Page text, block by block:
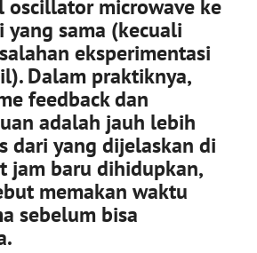
oscillator microwave ke
yang sama (kecuali
eksperimentasi
Dalam praktiknya,
feedback dan
adalah jauh lebih
dari yang dijelaskan di
jam baru dihidupkan,
memakan waktu
sebelum bisa